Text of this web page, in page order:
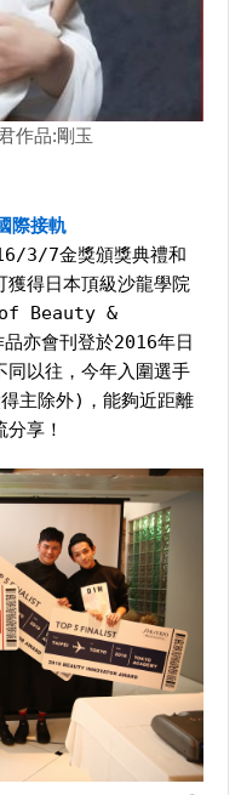
作品:剛玉
際接軌
3/7金獎頒獎典禮和
獲得日本頂級沙龍學院
of Beauty &
亦會刊登於2016年日
同以往，今年入圍選手
主除外)，能夠近距離
享！